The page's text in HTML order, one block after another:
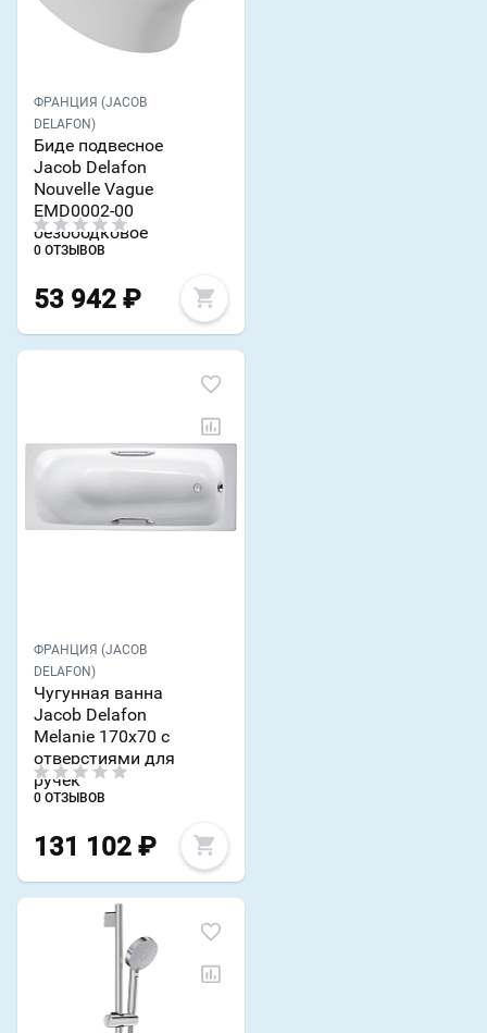
ФРАНЦИЯ (JACOB
DELAFON)
Биде подвесное
Jacob Delafon
Nouvelle Vague
EMD0002-00
безободковое
0 ОТЗЫВОВ
53 942 ₽
ФРАНЦИЯ (JACOB
DELAFON)
Чугунная ванна
Jacob Delafon
Melanie 170х70 с
отверстиями для
ручек
0 ОТЗЫВОВ
131 102 ₽